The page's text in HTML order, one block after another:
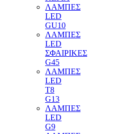
ΛΑΜΠΕΣ
LED
GU10
ΛΑΜΠΕΣ
LED
ΣΦΑΙΡΙΚΕΣ
G45
ΛΑΜΠΕΣ
LED
T8
G13
ΛΑΜΠΕΣ
LED
G9